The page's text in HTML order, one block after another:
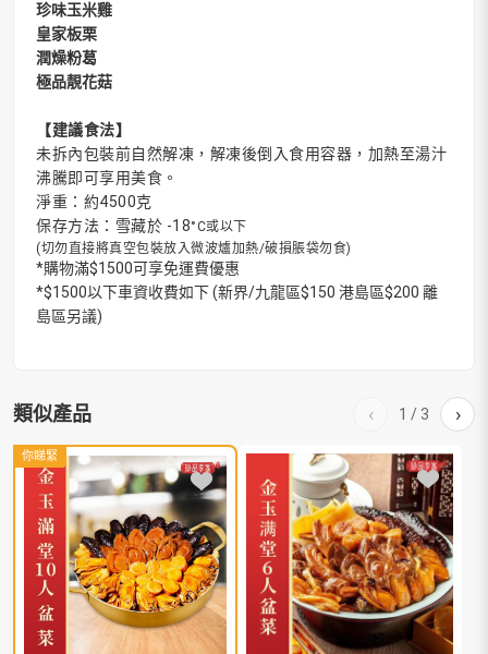
珍味玉米雞
皇家板栗
潤燥粉葛
極品靚花菇
【建議食法】
未拆內包裝前自然解凍，解凍後倒入食用容器，加熱至湯汁
沸騰即可享用美食。
淨重：約4500克
保存方法：雪藏於 -18°C或以下
(切勿直接將真空包裝放入微波爐加熱/破損脹袋勿食)
*購物滿$1500可享免運費優惠
*$1500以下車資收費如下 (新界/九龍區$150 港島區$200 離
島區另議)
類似產品 ‹ 1 / 3 ›
你睇緊